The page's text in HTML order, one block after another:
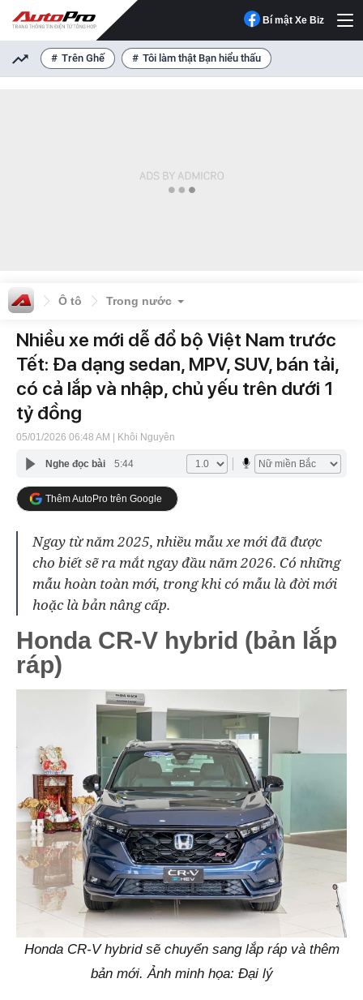
Bí mật Xe Biz
Trên Ghế Tôi làm thật Bạn hiểu thấu
Ô tô Trong nước
Nhiều xe mới dễ đổ bộ Việt Nam trước
Tết: Đa dạng sedan, MPV, SUV, bán tải,
có cả lắp và nhập, chủ yếu trên dưới 1
tỷ đồng
05/01/2026 06:48 AM | Khôi Nguyên
Nghe đọc bài 5:44
Thêm AutoPro trên Google
Ngay từ năm 2025, nhiều mẫu xe mới đã được
cho biết sẽ ra mắt ngay đầu năm 2026. Có những
mẫu hoàn toàn mới, trong khi có mẫu là đời mới
hoặc là bản nâng cấp.
Honda CR-V hybrid (bản lắp
ráp)
Honda CR-V hybrid sẽ chuyển sang lắp ráp và thêm
bản mới. Ảnh minh họa: Đại lý